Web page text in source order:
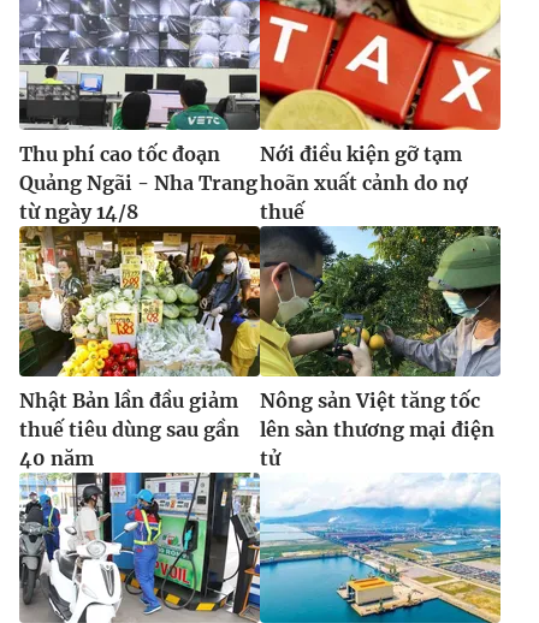
® Cấm sao chép dưới mọi hình thức nếu không có sự chấp
thuận bằng văn bản. Ghi rõ nguồn VTV.vn khi phát hành lại
thông tin từ website này.
Thu phí cao tốc đoạn
Quảng Ngãi - Nha Trang
từ ngày 14/8
Nới điều kiện gỡ tạm
hoãn xuất cảnh do nợ
thuế
Nhật Bản lần đầu giảm
thuế tiêu dùng sau gần
40 năm
Nông sản Việt tăng tốc
lên sàn thương mại điện
tử